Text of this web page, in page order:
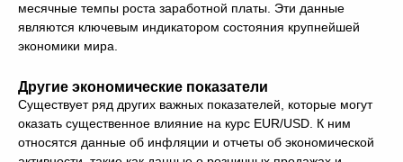
месячные темпы роста заработной платы. Эти данные
являются ключевым индикатором состояния крупнейшей
экономики мира.
Другие экономические показатели
Существует ряд других важных показателей, которые могут
оказать существенное влияние на курс EUR/USD. К ним
относятся данные об инфляции и отчеты об экономической